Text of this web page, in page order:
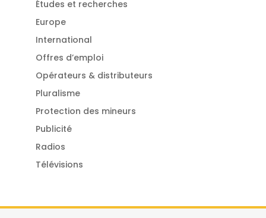
Études et recherches
Europe
International
Offres d’emploi
Opérateurs & distributeurs
Pluralisme
Protection des mineurs
Publicité
Radios
Télévisions